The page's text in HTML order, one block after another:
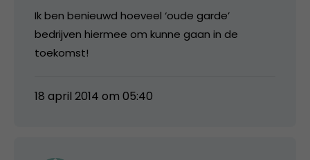
Ik ben benieuwd hoeveel ‘oude garde’
bedrijven hiermee om kunne gaan in de
toekomst!
18 april 2014 om 05:40